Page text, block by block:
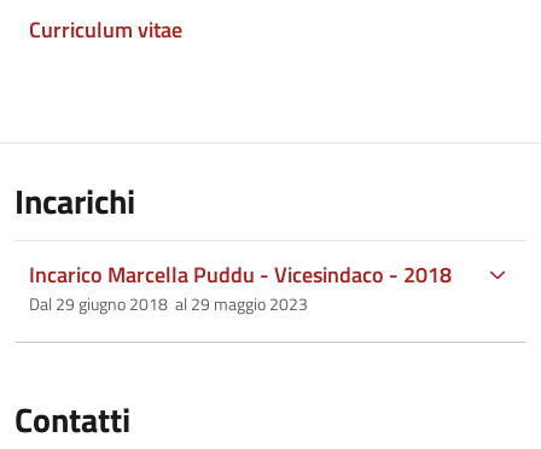
Curriculum vitae
Incarichi
Incarico Marcella Puddu - Vicesindaco - 2018
Dal 29 giugno 2018 al 29 maggio 2023
Contatti